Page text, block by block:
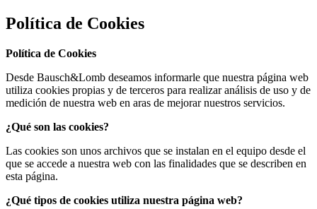
Política de Cookies
Política de Cookies
Desde Bausch&Lomb deseamos informarle que nuestra página web
utiliza cookies propias y de terceros para realizar análisis de uso y de
medición de nuestra web en aras de mejorar nuestros servicios.
¿Qué son las cookies?
Las cookies son unos archivos que se instalan en el equipo desde el
que se accede a nuestra web con las finalidades que se describen en
esta página.
¿Qué tipos de cookies utiliza nuestra página web?